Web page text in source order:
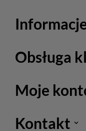
Obsługa
Moje
Kontakt